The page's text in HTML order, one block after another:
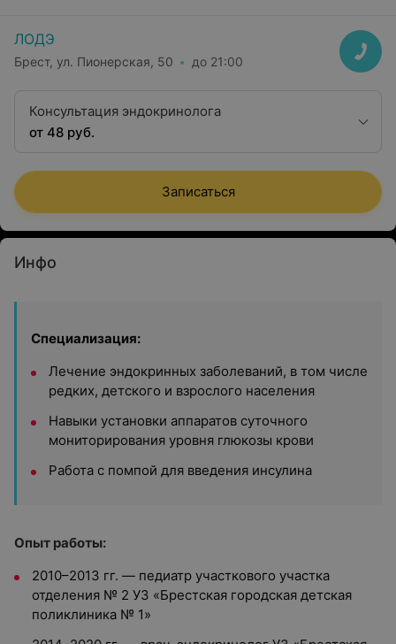
ЛОДЭ
Брест, ул. Пионерская, 50 до 21:00
Консультация эндокринолога
от 48 руб.
Записаться
Инфо
Специализация:
Лечение эндокринных заболеваний, в том числе
редких, детского и взрослого населения
Навыки установки аппаратов суточного
мониторирования уровня глюкозы крови
Работа с помпой для введения инсулина
Опыт работы:
2010–2013 гг. — педиатр участкового участка
отделения № 2 УЗ «Брестская городская детская
поликлиника № 1»